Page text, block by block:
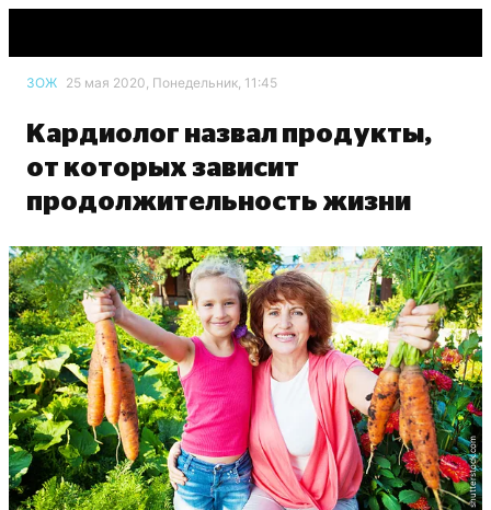
ЗОЖ 25 мая 2020, Понедельник, 11:45
Кардиолог назвал продукты,
от которых зависит
продолжительность жизни
shutterstock.com